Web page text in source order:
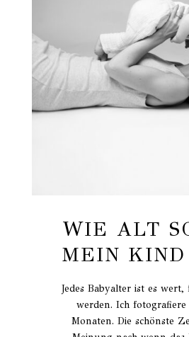
WIE ALT
MEIN KIND
Jedes Babyalter ist es
werden. Ich fotografiere
Monaten. Die schönste